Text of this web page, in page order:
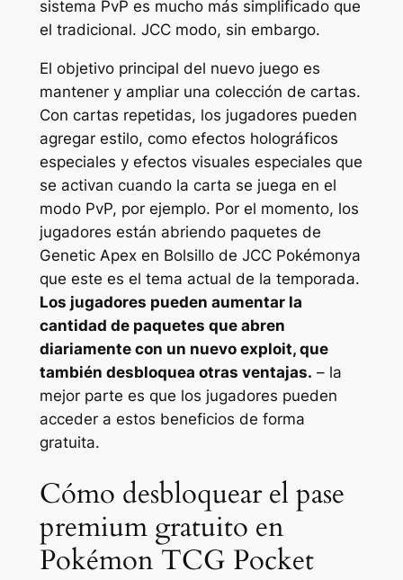
sistema PvP es mucho más simplificado que
el tradicional. JCCmodo, sin embargo.
El objetivo principal del nuevo juego es
mantener y ampliar una colección de cartas.
Con cartas repetidas, los jugadores pueden
agregar estilo, como efectos holográficos
especiales y efectos visuales especiales que
se activan cuando la carta se juega en el
modo PvP, por ejemplo. Por el momento, los
jugadores están abriendo paquetes de
Genetic Apex en Bolsillo de JCC Pokémonya
que este es el tema actual de la temporada.
Los jugadores pueden aumentar la
cantidad de paquetes que abren
diariamente con un nuevo exploit, que
también desbloquea otras ventajas. – la
mejor parte es que los jugadores pueden
acceder a estos beneficios de forma
gratuita.
Cómo desbloquear el pase
premium gratuito en
Pokémon TCG Pocket